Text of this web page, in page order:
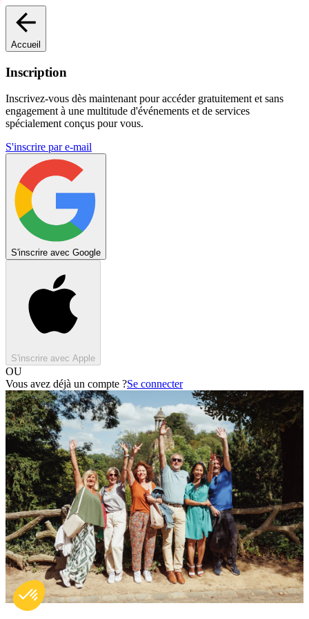
Accueil
Inscription
Inscrivez-vous dès maintenant pour accéder gratuitement et sans
engagement à une multitude d'événements et de services
spécialement conçus pour vous.
S'inscrire par e-mail
S'inscrire avec Google
S'inscrire avec Apple
OU
Vous avez déjà un compte ?Se connecter